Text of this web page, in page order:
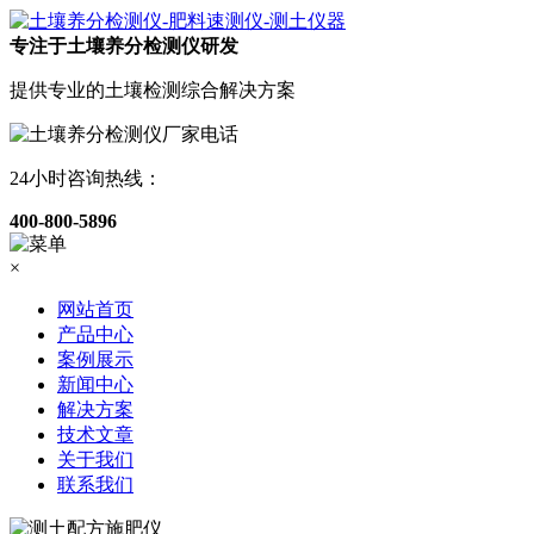
专注于土壤养分检测仪研发
提供专业的土壤检测综合解决方案
24小时咨询热线：
400-800-5896
×
网站首页
产品中心
案例展示
新闻中心
解决方案
技术文章
关于我们
联系我们